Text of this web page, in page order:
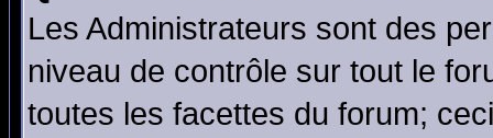
Les Administrateurs sont des
niveau de contrôle sur tout le
toutes les facettes du forum;